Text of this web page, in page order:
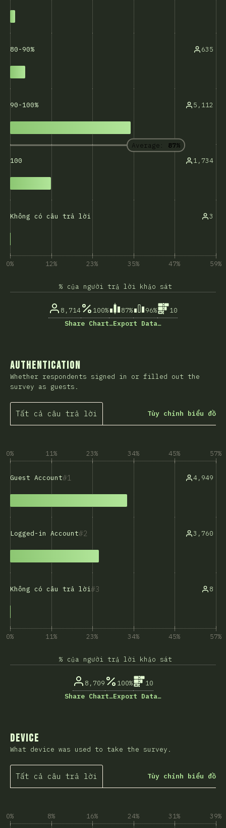
Average: 87%
80-90% 635
90-100% 5,112
100 1,734
Không có câu trả lời 3
0% 12% 23% 35% 47% 59%
% của người trả lời khảo sát
8,714 100% 87% 96%
10
Share Chart…Export Data…
Authentication
Whether respondents signed in or filled out the
survey as guests.
Tất cả câu trả lời Tùy chỉnh biểu đồ
0% 11% 23% 34% 45% 57%
1
Guest Account 4,949
2
Logged-in Account 3,760
3
Không có câu trả lời 8
0% 11% 23% 34% 45% 57%
% của người trả lời khảo sát
8,709 100%
10
Share Chart…Export Data…
Device
What device was used to take the survey.
Tất cả câu trả lời Tùy chỉnh biểu đồ
0% 8% 16% 24% 31% 39%